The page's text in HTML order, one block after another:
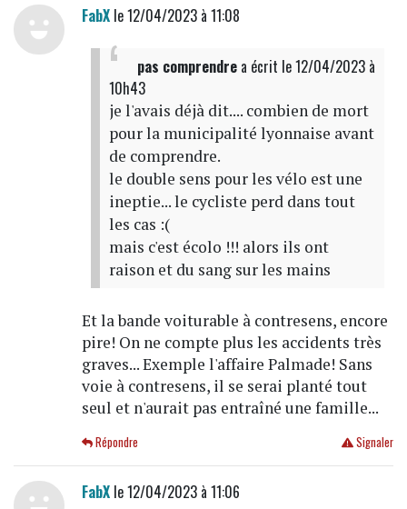
FabXle 12/04/2023 à 11:08
pas comprendrea écrit le 12/04/2023 à
10h43
je l'avais déjà dit.... combien de mort
pour la municipalité lyonnaise avant
de comprendre.
le double sens pour les vélo est une
ineptie... le cycliste perd dans tout
les cas :(
mais c'est écolo !!! alors ils ont
raison et du sang sur les mains
Et la bande voiturable à contresens, encore
pire! On ne compte plus les accidents très
graves... Exemple l'affaire Palmade! Sans
voie à contresens, il se serai planté tout
seul et n'aurait pas entraîné une famille...
Signaler
Répondre
FabXle 12/04/2023 à 11:06